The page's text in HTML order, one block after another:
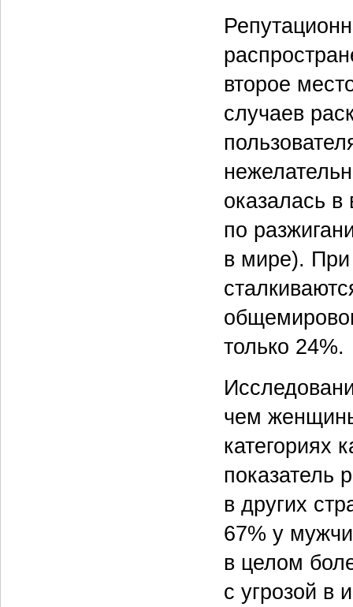
второе
случаев
оказалась в
по
в мире). При
только 24%.
чем
категориях
показатель
в других
67% у
в целом
с угрозой в